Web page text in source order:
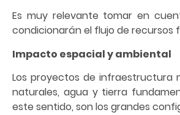
Es muy relevante tomar en
condicionarán el flujo de recursos
Impacto espacial y ambiental
Los proyectos de infraestructura
naturales, agua y tierra
este sentido, son los grandes